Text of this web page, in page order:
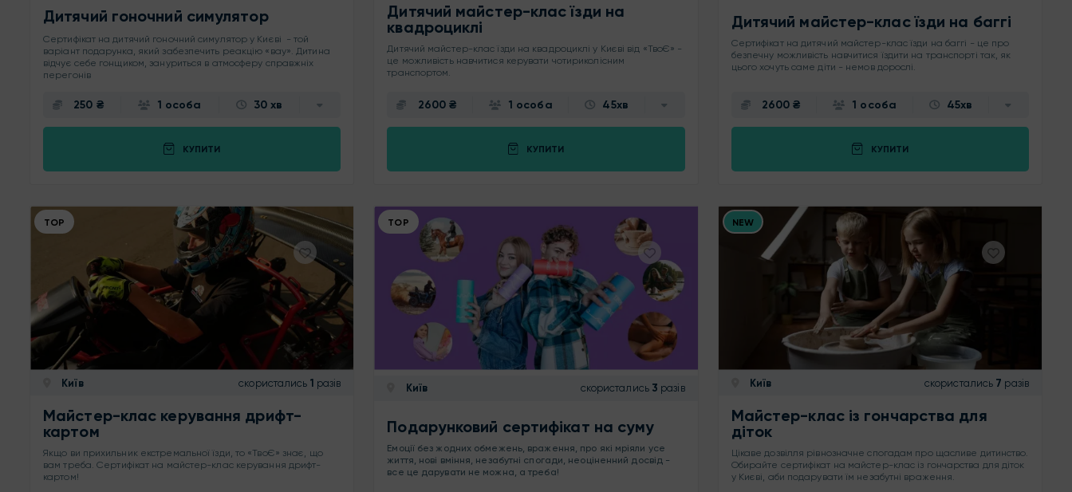
Дитячий гоночний симулятор
Сертифікат на дитячий гоночний симулятор у Києві - той
варіант подарунка, який забезпечить реакцію «вау». Дитина
відчує себе гонщиком, зануриться в атмосферу справжніх
перегонів
250 ₴ 1 особа 30 хв
КУПИТИ
Дитячий майстер-клас їзди на
квадроциклі
Дитячий майстер-клас їзди на квадроциклі у Києві від «ТвоЄ» -
це можливість навчитися керувати чотириколісним
транспортом.
2600 ₴ 1 особа 45хв
КУПИТИ
Дитячий майстер-клас їзди на баггі
Сертифікат на дитячий майстер-клас їзди на баггі - це про
безпечну можливість навчитися їздити на транспорті так, як
цього хочуть саме діти - немов дорослі.
2600 ₴ 1 особа 45хв
КУПИТИ
ТОР
Київ скористались 1 разів
Майстер-клас керування дрифт-
картом
Якщо ви прихильник екстремальної їзди, то «ТвоЄ» знає, що
вам треба. Сертифікат на майстер-клас керування дрифт-
картом!
ТОР
Київ скористались 3 разів
Подарунковий сертифікат на суму
Емоції без жодних обмежень, враження, про які мріяли усе
життя, нові вміння, незабутні спогади, неоціненний досвід -
все це дарувати не можна, а треба!
NEW
Київ скористались 7 разів
Майстер-клас із гончарства для
діток
Цікаве дозвілля рівнозначне спогадам про щасливе дитинство.
Обирайте сертифікат на майстер-клас із гончарства для діток
у Києві, аби подарувати їм незабутні враження.